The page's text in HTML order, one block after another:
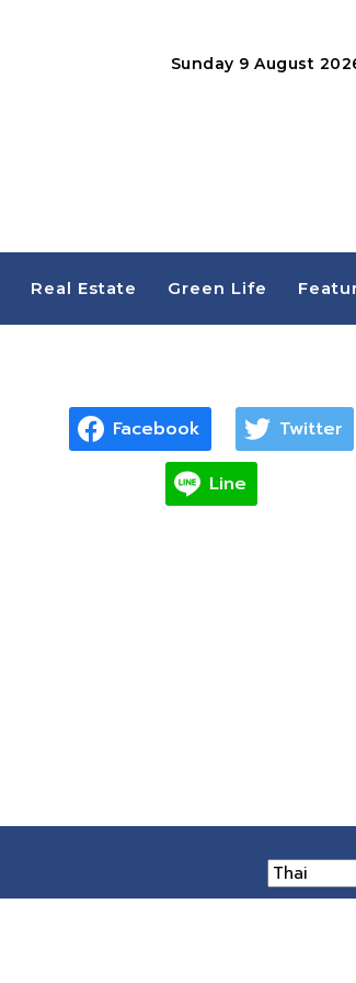
Sunday 9 August
Real Estate Green Life
Facebook Twitter
Line